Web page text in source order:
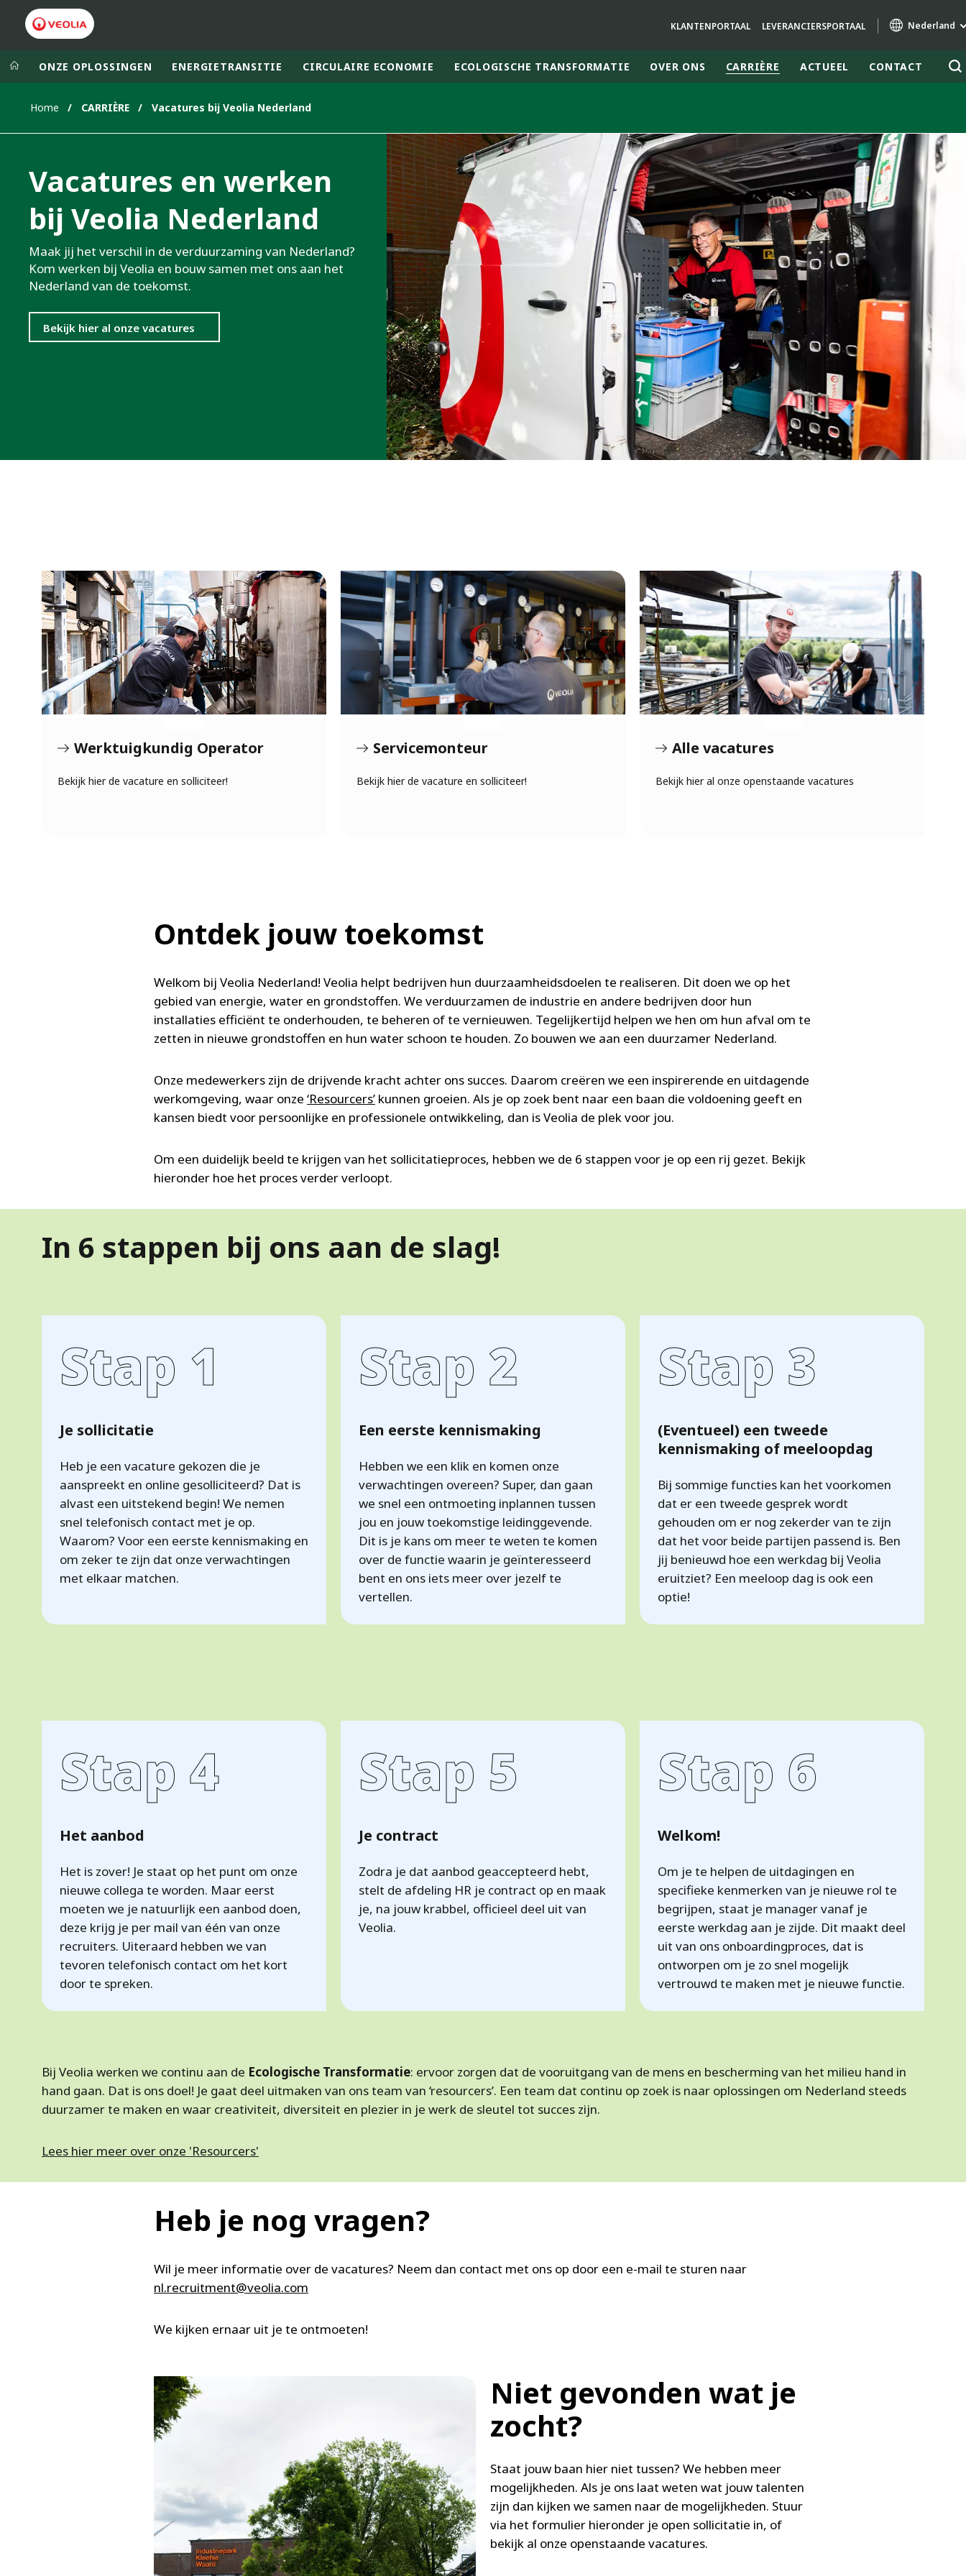
KLANTENPORTAAL LEVERANCIERSPORTAAL Nederland
Veolia Group
CAMPUS
FOUNDATION
INSTITUTE
In the world
ASIA
AUSTRALIA AND NEW ZEALAND
EUROPE
LATIN AMERICA
NORTH AMERICA
AIR QUALITY
ENGINEERING & CONSULTING
HAZARDOUS WASTE EUROPE
INDUSTRIES GLOBAL SOLUTIONS
NUCLEAR SOLUTIONS
OFIS
SEDE BENELUX
VEOLIA AGRICULTURE
WATER TECHNOLOGIES
ONZE OPLOSSINGEN ENERGIETRANSITIE CIRCULAIRE ECONOMIE ECOLOGISCHE TRANSFORMATIE OVER ONS CARRIÈRE ACTUEEL CONTACT
Home CARRIÈRE Vacatures bij Veolia Nederland
Vacatures en werken
bij Veolia Nederland
Maak jij het verschil in de verduurzaming van Nederland?
Kom werken bij Veolia en bouw samen met ons aan het
Nederland van de toekomst.
Bekijk hier al onze vacatures
Werktuigkundig Operator
Bekijk hier de vacature en solliciteer!
Servicemonteur
Bekijk hier de vacature en solliciteer!
Alle vacatures
Bekijk hier al onze openstaande vacatures
Ontdek jouw toekomst
Welkom bij Veolia Nederland! Veolia helpt bedrijven hun duurzaamheidsdoelen te realiseren. Dit doen we op het
gebied van energie, water en grondstoffen. We verduurzamen de industrie en andere bedrijven door hun
installaties efficiënt te onderhouden, te beheren of te vernieuwen. Tegelijkertijd helpen we hen om hun afval om te
zetten in nieuwe grondstoffen en hun water schoon te houden. Zo bouwen we aan een duurzamer Nederland.
Onze medewerkers zijn de drijvende kracht achter ons succes. Daarom creëren we een inspirerende en uitdagende
werkomgeving, waar onze ‘Resourcers’ kunnen groeien. Als je op zoek bent naar een baan die voldoening geeft en
kansen biedt voor persoonlijke en professionele ontwikkeling, dan is Veolia de plek voor jou.
Om een duidelijk beeld te krijgen van het sollicitatieproces, hebben we de 6 stappen voor je op een rij gezet. Bekijk
hieronder hoe het proces verder verloopt.
In 6 stappen bij ons aan de slag!
Stap 1
Je sollicitatie
Heb je een vacature gekozen die je
aanspreekt en online gesolliciteerd? Dat is
alvast een uitstekend begin! We nemen
snel telefonisch contact met je op.
Waarom? Voor een eerste kennismaking en
om zeker te zijn dat onze verwachtingen
met elkaar matchen.
Stap 2
Een eerste kennismaking
Hebben we een klik en komen onze
verwachtingen overeen? Super, dan gaan
we snel een ontmoeting inplannen tussen
jou en jouw toekomstige leidinggevende.
Dit is je kans om meer te weten te komen
over de functie waarin je geïnteresseerd
bent en ons iets meer over jezelf te
vertellen.
Stap 3
(Eventueel) een tweede
kennismaking of meeloopdag
Bij sommige functies kan het voorkomen
dat er een tweede gesprek wordt
gehouden om er nog zekerder van te zijn
dat het voor beide partijen passend is. Ben
jij benieuwd hoe een werkdag bij Veolia
eruitziet? Een meeloop dag is ook een
optie!
Stap 4
Het aanbod
Het is zover! Je staat op het punt om onze
nieuwe collega te worden. Maar eerst
moeten we je natuurlijk een aanbod doen,
deze krijg je per mail van één van onze
recruiters. Uiteraard hebben we van
tevoren telefonisch contact om het kort
door te spreken.
Stap 5
Je contract
Zodra je dat aanbod geaccepteerd hebt,
stelt de afdeling HR je contract op en maak
je, na jouw krabbel, officieel deel uit van
Veolia.
Stap 6
Welkom!
Om je te helpen de uitdagingen en
specifieke kenmerken van je nieuwe rol te
begrijpen, staat je manager vanaf je
eerste werkdag aan je zijde. Dit maakt deel
uit van ons onboardingproces, dat is
ontworpen om je zo snel mogelijk
vertrouwd te maken met je nieuwe functie.
Bij Veolia werken we continu aan de Ecologische Transformatie: ervoor zorgen dat de vooruitgang van de mens en bescherming van het milieu hand in
hand gaan. Dat is ons doel! Je gaat deel uitmaken van ons team van ‘resourcers’. Een team dat continu op zoek is naar oplossingen om Nederland steeds
duurzamer te maken en waar creativiteit, diversiteit en plezier in je werk de sleutel tot succes zijn.
Lees hier meer over onze 'Resourcers'
Heb je nog vragen?
Wil je meer informatie over de vacatures? Neem dan contact met ons op door een e-mail te sturen naar
nl.recruitment@veolia.com
We kijken ernaar uit je te ontmoeten!
Niet gevonden wat je
zocht?
Staat jouw baan hier niet tussen? We hebben meer
mogelijkheden. Als je ons laat weten wat jouw talenten
zijn dan kijken we samen naar de mogelijkheden. Stuur
via het formulier hieronder je open sollicitatie in, of
bekijk al onze openstaande vacatures.